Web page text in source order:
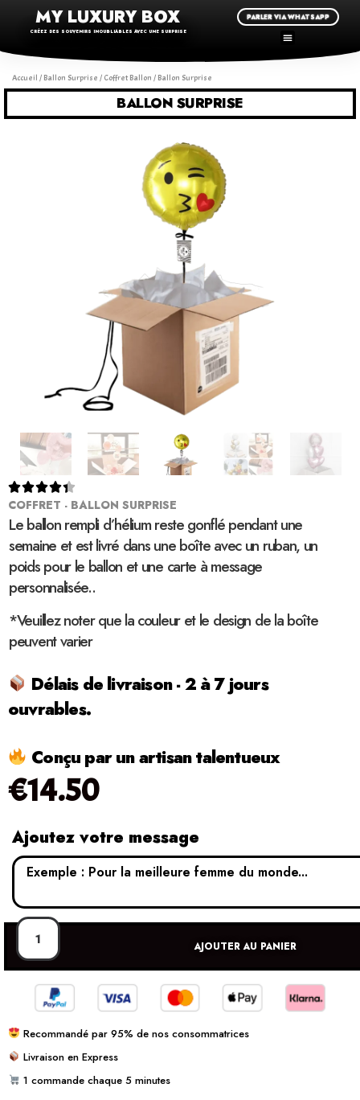
MY LUXURY BOX
CRÉEZ DES SOUVENIRS INOUBLIABLES AVEC UNE SURPRISE
PARLER VIA WHATSAPP
Accueil / Ballon Surprise / Coffret Ballon / Ballon Surprise
BALLON SURPRISE

COFFRET - BALLON SURPRISE
Le ballon rempli d’hélium reste gonflé pendant une
semaine et est livré dans une boîte avec un ruban, un
poids pour le ballon et une carte à message
personnalisée..
*Veuillez noter que la couleur et le design de la boîte
peuvent varier
Délais de livraison - 2 à 7 jours
ouvrables.
Conçu par un artisan talentueux
€14.50
Ajoutez votre message
AJOUTER AU PANIER
Recommandé par 95% de nos consommatrices
Livraison en Express
1 commande chaque 5 minutes